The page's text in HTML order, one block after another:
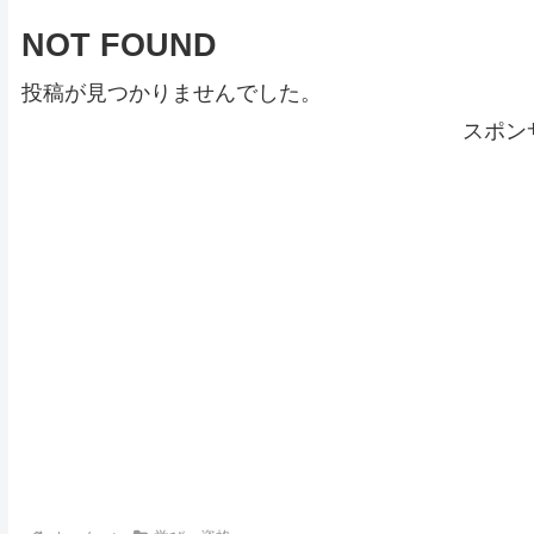
NOT FOUND
投稿が見つかりませんでした。
スポン